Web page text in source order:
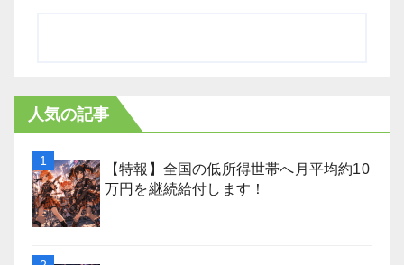
人気の記事
【特報】全国の低所得世帯へ月平均約10
万円を継続給付します！